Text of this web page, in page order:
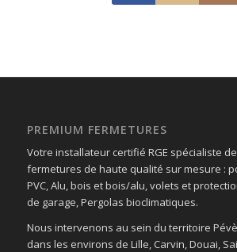
PREMIUM FERMETURES
Votre installateur certifié RGE spécialiste
fermetures de haute qualité sur mesure :
PVC, Alu, bois et bois/alu, volets et
de garage, Pergolas bioclimatiques.
Nous intervenons au sein du territoire
dans les environs de Lille, Carvin, Douai,